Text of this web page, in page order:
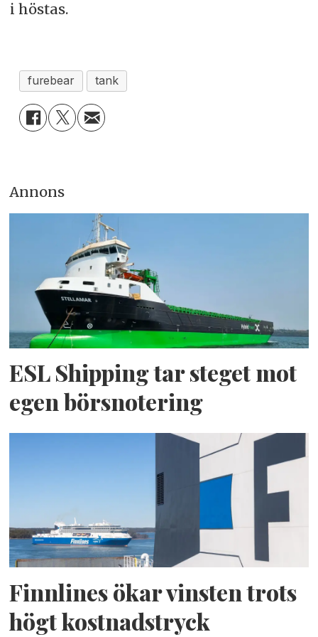
i höstas.
furebear tank
Annons
ESL Shipping tar steget mot
egen börsnotering
Finnlines ökar vinsten trots
högt kostnadstryck